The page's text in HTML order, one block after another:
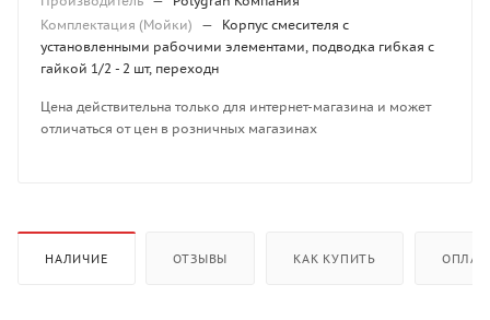
Комплектация (Мойки)
—
Корпус смесителя с
установленными рабочими элементами, подводка гибкая с
гайкой 1/2 - 2 шт, переходн
Цена действительна только для интернет-магазина и может
отличаться от цен в розничных магазинах
НАЛИЧИЕ ОТЗЫВЫ КАК КУПИТЬ